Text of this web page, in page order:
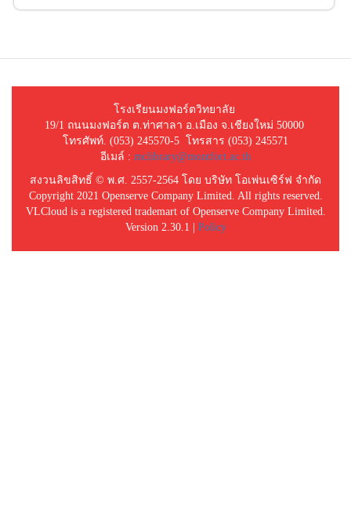
โรงเรียนมงฟอร์ตวิทยาลัย
19/1 ถนนมงฟอร์ต ต.ท่าศาลา อ.เมือง จ.เชียงใหม่ 50000
โทรศัพท์. (053) 245570-5 โทรสาร (053) 245571
อีเมล์ : mclibrary@montfort.ac.th
สงวนลิขสิทธิ์ © พ.ศ. 2557-2564 โดย บริษัท โอเพ่นเซิร์ฟ จำกัด
Copyright 2021 Openserve Company Limited. All rights reserved.
VLCloud is a registered trademart of Openserve Company Limited.
Version 2.30.1 | Policy